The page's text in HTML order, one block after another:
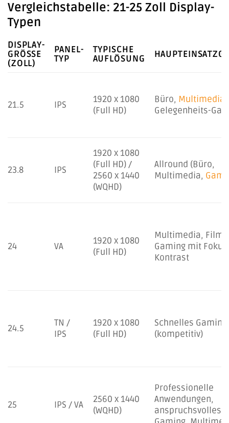
Vergleichstabelle: 21-25 Zoll Display-
Typen
DISPLAY-
GRÖSSE (
ZOLL)
PANEL-
TYP
TYPISCHE
AUFLÖSUNG
21.5 IPS
1920 x 1080
(Full HD)
Büro, Multimedia
Gelegenheits-
23.8 IPS
1920 x 1080
(Full HD) /
2560 x 1440
(WQHD)
Allround (Büro,
Multimedia,
24 VA
1920 x 1080
(Full HD)
Multimedia,
Gaming mit
Kontrast
24.5
TN /
IPS
1920 x 1080
(Full HD)
Schnelles Gaming
(kompetitiv)
25 IPS / VA
2560 x 1440
(WQHD)
Professionelle
Anwendungen,
anspruchsvolles